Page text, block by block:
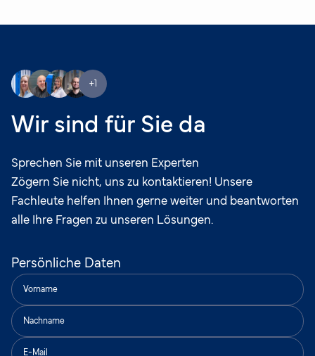
+1
Wir sind für Sie da
Sprechen Sie mit unseren Experten
Zögern Sie nicht, uns zu kontaktieren! Unsere
Fachleute helfen Ihnen gerne weiter und beantworten
alle Ihre Fragen zu unseren Lösungen.
Persönliche Daten